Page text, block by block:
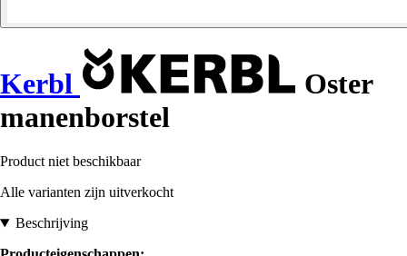
Kerbl
Oster
manenborstel
Product niet beschikbaar
Alle varianten zijn uitverkocht
Beschrijving